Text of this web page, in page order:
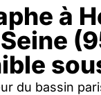
à
du bassin